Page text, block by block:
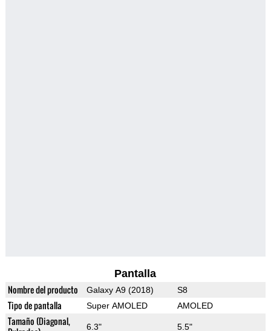
Pantalla
Nombre del producto Galaxy A9 (2018) S8
Tipo de pantalla Super AMOLED AMOLED
Tamaño (Diagonal,
6.3" 5.5"